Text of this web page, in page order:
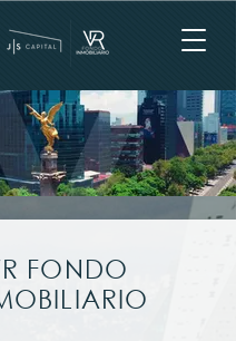
FONDO